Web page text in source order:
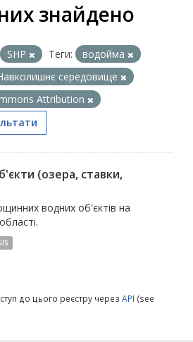
знайдено
SHP Теги:
водойма
середовище
Attribution
(озера, ставки,
водних об'єктів на
до цього реєстру через API (see